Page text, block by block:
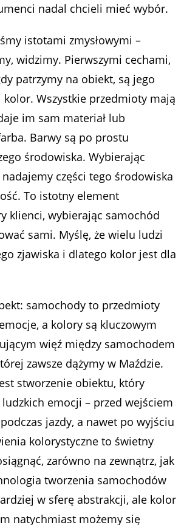
nadal chcieli mieć wybór.
istotami zmysłowymi –
widzimy. Pierwszymi cechami,
patrzymy na obiekt, są jego
kolor. Wszystkie przedmioty mają
im sam materiał lub
Barwy są po prostu
środowiska. Wybierając
części tego środowiska
To istotny element
klienci, wybierając samochód
sami. Myślę, że wielu ludzi
zjawiska i dlatego kolor jest dla
samochody to przedmioty
a kolory są kluczowym
więź między samochodem
zawsze dążymy w Maździe.
stworzenie obiektu, który
emocji – przed wejściem
jazdy, a nawet po wyjściu
kolorystyczne to świetny
zarówno na zewnątrz, jak
tworzenia samochodów
w sferę abstrakcji, ale kolor
natychmiast możemy się